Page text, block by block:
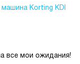
Korting KDI
все мои ожидания!